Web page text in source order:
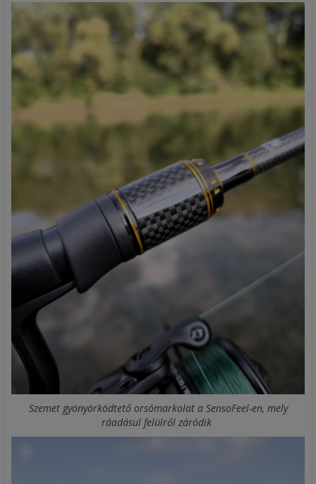
Szemet gyönyörködtető orsómarkolat a SensoFeel-en, mely
ráadásul felülről záródik